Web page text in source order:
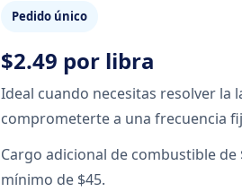
Pedido único
$2.49 por libra
Ideal cuando necesitas resolver la
comprometerte a una frecuencia
Cargo adicional de combustible de
mínimo de $45.